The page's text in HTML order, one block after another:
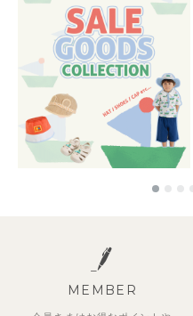
MEMBER